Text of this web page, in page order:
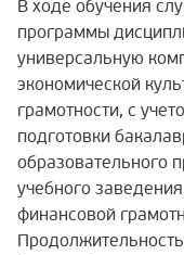
В ходе обучения
программы
универсальную
экономической
грамотности, с
подготовки
образовательного
учебного
финансовой